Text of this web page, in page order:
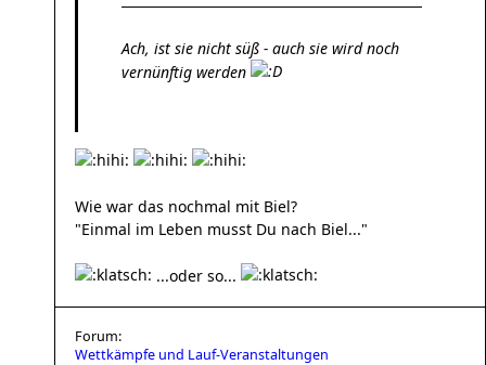
Ach, ist sie nicht süß - auch sie wird noch
vernünftig werden
Wie war das nochmal mit Biel?
"Einmal im Leben musst Du nach Biel..."
...oder so...
Forum:
Wettkämpfe und Lauf-Veranstaltungen